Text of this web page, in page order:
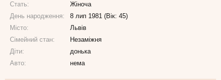
Стать:
Жіноча
День народження:
8 лип 1981 (Вік: 45)
Місто:
Львів
Сімейний стан:
Незаміжня
Діти:
донька
Авто:
нема